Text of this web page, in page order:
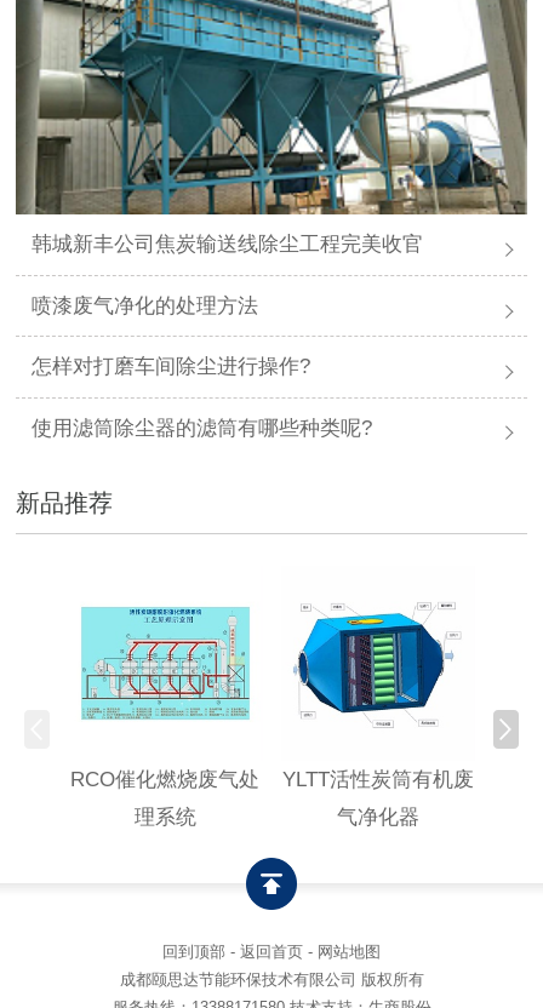
韩城新丰公司焦炭输送线除尘工程完美收官
喷漆废气净化的处理方法
怎样对打磨车间除尘进行操作?
使用滤筒除尘器的滤筒有哪些种类呢?
新品推荐
RCO催化燃烧废气处
理系统
YLTT活性炭筒有机废
气净化器
回到顶部 - 返回首页 - 网站地图
成都颐思达节能环保技术有限公司 版权所有